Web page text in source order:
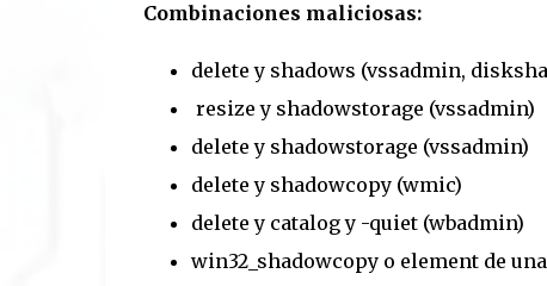
Combinaciones maliciosas:
delete y shadows (vssadmin,
resize y shadowstorage (vssadmin)
delete y shadowstorage (vssadmin)
delete y shadowcopy (wmic)
delete y catalog y -quiet (wbadmin)
win32_shadowcopy o element de